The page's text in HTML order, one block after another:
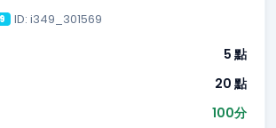
ID: i349_301569
5 點
20 點
100分